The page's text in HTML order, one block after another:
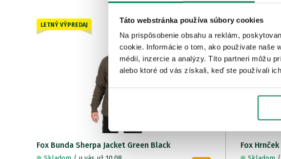
Táto webstránka používa súbory cookies
Na prispôsobenie obsahu a reklám,
cookie. Informácie o tom, ako používate naše
médií, inzercie a analýzy. Títo partneri môžu
alebo ktoré od vás získali, keď ste používali
LETNÝ VÝPREDAJ Zľava -23.01€
6 variantov
Fox Bunda Sherpa Jacket Green Black
LETNÝ
Fox